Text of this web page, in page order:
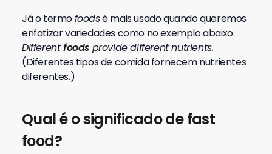
Já o termofoodsé mais usado quando queremos
enfatizar variedades como no exemplo abaixo.
Differentfoods provide different nutrients.
(Diferentes tipos de comida fornecem nutrientes
diferentes.)
Qual é o significado de fast
food?